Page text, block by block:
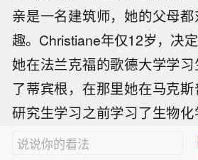
亲是一名建筑师，她的父母
趣。Christiane年仅12岁，决定
她在法兰克福的歌德大学学
了蒂宾根，在那里她在马克
研究生学习之前学习了生物
堡的欧洲分子生物学实验室
说说你的看法